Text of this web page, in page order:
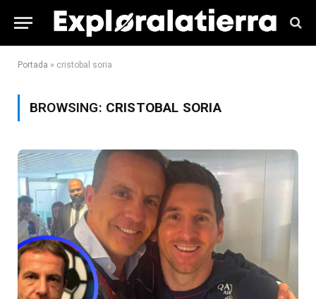
Portada » cristobal soria
BROWSING: CRISTOBAL SORIA